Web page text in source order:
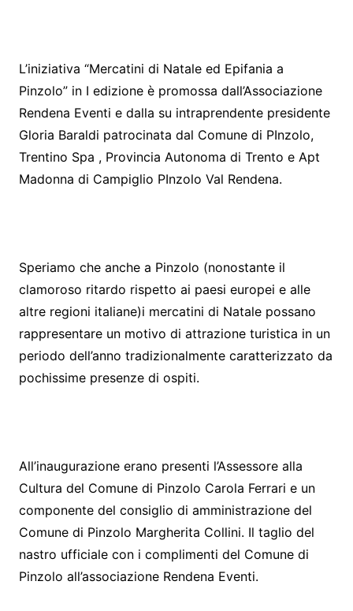
L’iniziativa “Mercatini di Natale ed Epifania a
Pinzolo” in I edizione è promossa dall’Associazione
Rendena Eventi e dalla su intraprendente presidente
Gloria Baraldi patrocinata dal Comune di PInzolo,
Trentino Spa , Provincia Autonoma di Trento e Apt
Madonna di Campiglio PInzolo Val Rendena.
Speriamo che anche a Pinzolo (nonostante il
clamoroso ritardo rispetto ai paesi europei e alle
altre regioni italiane)i mercatini di Natale possano
rappresentare un motivo di attrazione turistica in un
periodo dell’anno tradizionalmente caratterizzato da
pochissime presenze di ospiti.
All’inaugurazione erano presenti l’Assessore alla
Cultura del Comune di Pinzolo Carola Ferrari e un
componente del consiglio di amministrazione del
Comune di Pinzolo Margherita Collini. Il taglio del
nastro ufficiale con i complimenti del Comune di
Pinzolo all’associazione Rendena Eventi.